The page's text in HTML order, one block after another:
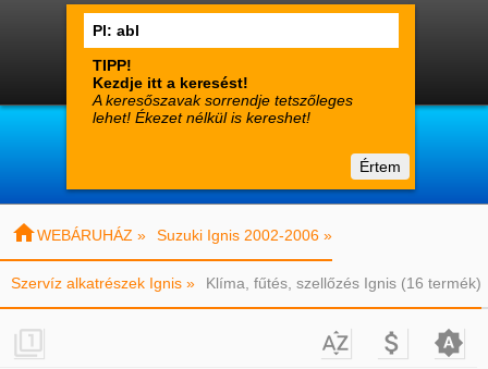
 suzuki-alkatreszek.hu
Kapcsolat
Értem
Termékek 
WEBÁRUHÁZ » Suzuki Ignis 2002-2006 »
Szervíz alkatrészek Ignis » Klíma, fűtés, szellőzés Ignis (16 termék)
   